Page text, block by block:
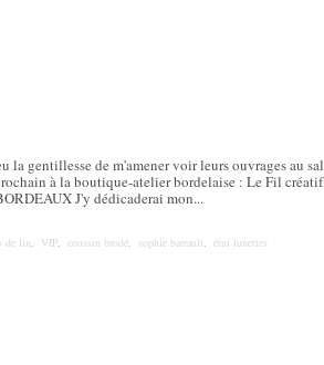
la gentillesse de m'amener voir leurs ouvrages au sal
à la boutique-atelier bordelaise : Le Fil créatif
J'y dédicaderai mon...
de lin, VIP, coussin brodé, sophie barrault, étui lunettes